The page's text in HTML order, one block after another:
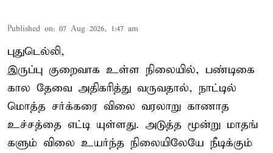
Published on: 07 Aug 2026, 1:47 am
புதுடெல்லி,
இருப்பு குறைவாக உள்ள நிலையில், பண்டிகை
கால தேவை அதிகரித்து வருவதால், நாட்டில்
மொத்த சர்க்கரை விலை வரலாறு காணாத
உச்சத்தை எட்டி யுள்ளது. அடுத்த மூன்று மாதங்
களும் விலை உயர்ந்த நிலையிலேயே நீடிக்கும்